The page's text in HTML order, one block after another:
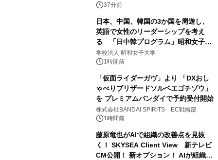
37分前
日本、中国、韓国の3か国を周遊し、
英語で女性のリーダーシップを考え
る 「日中韓プログラム」昭和女子大
学で開催
学校法人 昭和女子大学
1時間前
「仮面ライダーガヴ」より 「DXおし
ゃべりブリザードソルベエゴチゾウ」
を プレミアムバンダイで予約受付開始
株式会社BANDAI SPIRITS EC戦略部
1時間前
藤原竜也がAIで組織の改善点を見抜
く！ SKYSEA Client View 新テレビ
CM公開！ 新オプション！ AIが組織の